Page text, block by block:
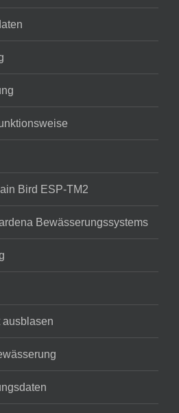
Bird ESP-TM2
Bewässerungssystems
ausblasen